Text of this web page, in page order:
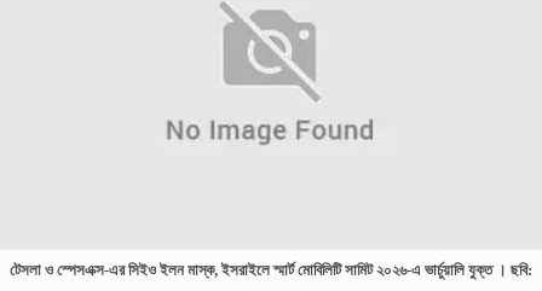
টেসলা ও স্পেসএক্স-এর সিইও ইলন মাস্ক, ইসরাইলে স্মার্ট মোবিলিটি সামিট ২০২৬-এ ভার্চুয়ালি যুক্ত । ছবি: